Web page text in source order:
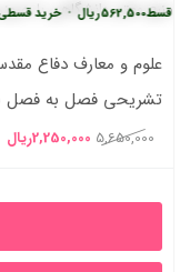
562,500ریال • خرید قسطی با
علوم و معارف دفاع
تشریحی فصل به فصل
و دکتر هادی مراد پیری
5,650,000 قیمت
5,650,000ریال
2,250,000ریال